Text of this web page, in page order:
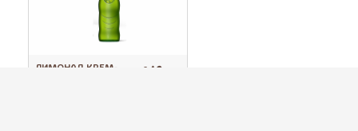
ЛИМОНАД КРЕМ-
260 ₽